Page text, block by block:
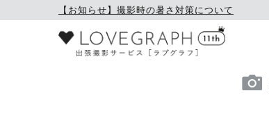
【お知らせ】撮影時の暑さ対策について